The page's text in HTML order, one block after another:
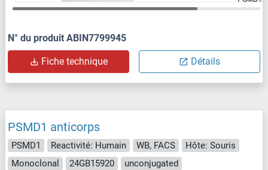
N° du produit ABIN7799945
Fiche technique Détails
PSMD1 anticorps
PSMD1 Reactivité: Humain WB, FACS
Hôte: Souris
Monoclonal
24GB15920 unconjugated